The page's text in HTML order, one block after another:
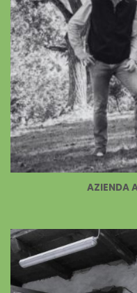
AZIENDA